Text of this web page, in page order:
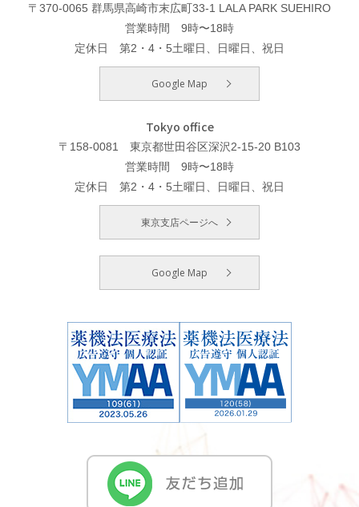
〒370-0065 群馬県高崎市末広町33-1 LALA PARK SUEHIRO
営業時間 9時〜18時
定休日 第2・4・5土曜日、日曜日、祝日
Google Map
Tokyo office
〒158-0081 東京都世田谷区深沢2-15-20 B103
営業時間 9時〜18時
定休日 第2・4・5土曜日、日曜日、祝日
東京支店ページへ
Google Map